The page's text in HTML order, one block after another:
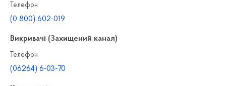
Телефон
(0 800) 602-019
Викривачі (Захищений канал)
Телефон
(06264) 6-03-70